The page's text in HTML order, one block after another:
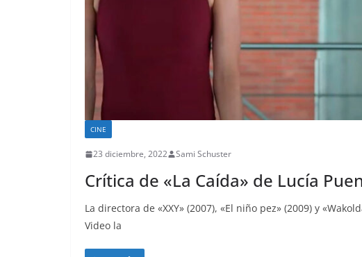
CINE
23 diciembre, 2022 Sami Schuster
Crítica de «La Caída» de Lucía
La directora de «XXY» (2007), «El niño pez» (2009) y
Video la